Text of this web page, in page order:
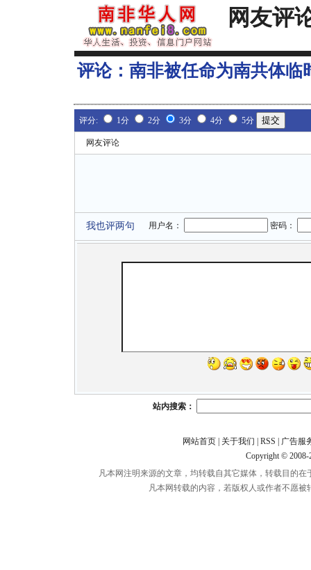
网友评
评论： 南非被任命为南共体临
评分: 1分 2分 3分 4分 5分
网友评论
我也评两句 用户名： 密码：
站内搜索：
网站首页| 关于我们 RSS
广告服
Copyright ©
凡本网注明来源的文章，均转载自其它媒体，转载目的
凡本网转载的内容，若版权人或作者不愿